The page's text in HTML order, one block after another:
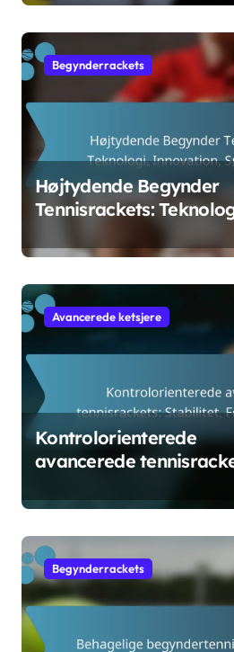
Begynderrackets
Højtydende Begynder
Tennisrackets:
Avancerede ketsjere
Kontrolorienterede
avancerede
Begynderrackets